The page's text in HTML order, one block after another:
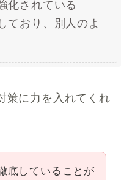
化されている
ており、別人のよ
策に力を入れてくれ
底していることが